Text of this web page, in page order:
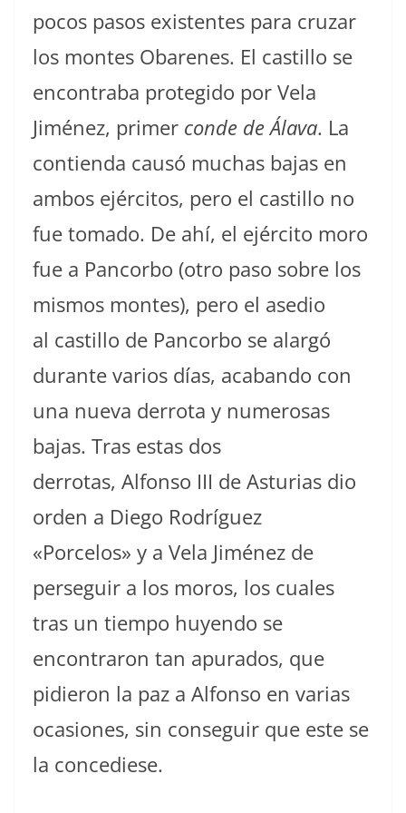
pocos pasos existentes para cruzar
los montes Obarenes. El castillo se
encontraba protegido por Vela
Jiménez, primer conde de Álava. La
contienda causó muchas bajas en
ambos ejércitos, pero el castillo no
fue tomado. De ahí, el ejército moro
fue a Pancorbo (otro paso sobre los
mismos montes), pero el asedio
al castillo de Pancorbo se alargó
durante varios días, acabando con
una nueva derrota y numerosas
bajas. Tras estas dos
derrotas, Alfonso III de Asturias dio
orden a Diego Rodríguez
«Porcelos» y a Vela Jiménez de
perseguir a los moros, los cuales
tras un tiempo huyendo se
encontraron tan apurados, que
pidieron la paz a Alfonso en varias
ocasiones, sin conseguir que este se
la concediese.